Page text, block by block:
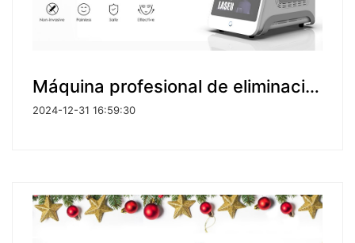
Máquina profesional de eliminación de tatuajes con láser a la venta
2024-12-31 16:59:30